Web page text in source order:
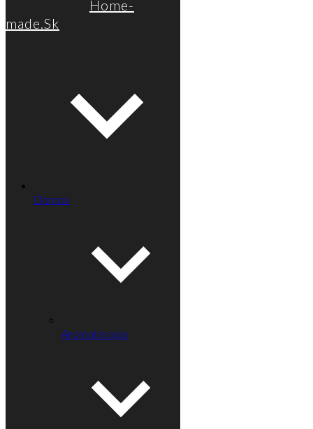
Home-
made.Sk
Domov
Aromaterapia